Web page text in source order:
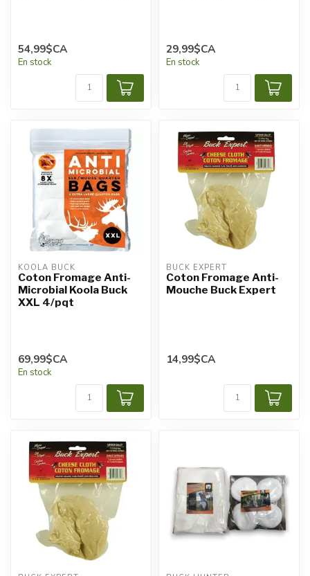
54,99$CA
En stock
29,99$CA
En stock
KOOLA BUCK
Coton Fromage Anti-
Microbial Koola Buck
XXL 4/pqt
69,99$CA
En stock
BUCK EXPERT
Coton Fromage Anti-
Mouche Buck Expert
14,99$CA